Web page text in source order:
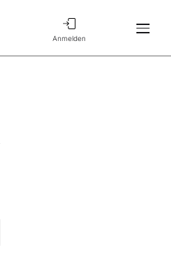
Anmelden